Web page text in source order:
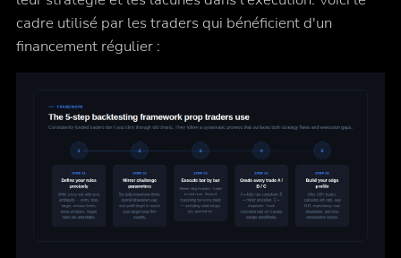
cadre utilisé par les traders qui bénéficient d'un
financement régulier :